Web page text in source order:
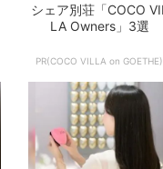
シェア別荘「COCO
LA Owners」3選
PR(COCO VILLA on GOETHE)